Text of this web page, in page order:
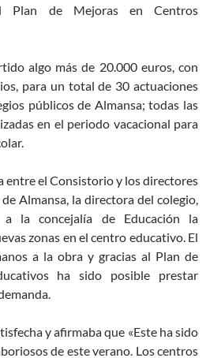
Plan de Mejoras en Centros
algo más de 20.000 euros, con
para un total de 30 actuaciones
públicos de Almansa; todas las
en el periodo vacacional para
entre el Consistorio y los directores
Almansa, la directora del colegio,
a la concejalía de Educación la
zonas en el centro educativo. El
a la obra y gracias al Plan de
ha sido posible prestar
y afirmaba que «Este ha sido
de este verano. Los centros